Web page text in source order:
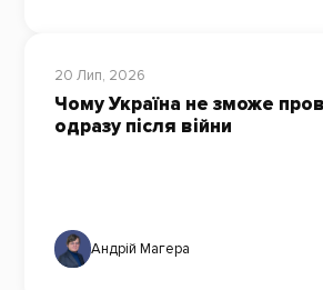
20 Лип, 2026
Чому Україна не зможе
одразу після війни
Андрій Магера